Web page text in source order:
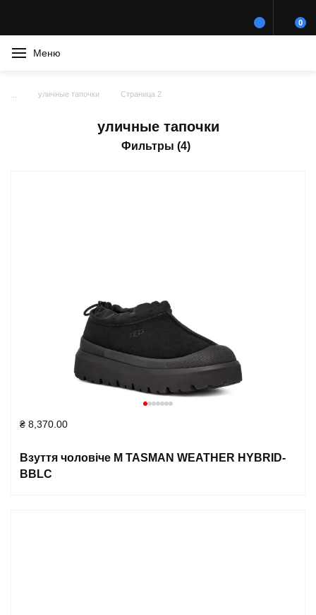
0
Меню
уличные тапочки Страница 2
уличные тапочки
Фильтры (4)
₴ 8,370.00
Взуття чоловіче M TASMAN WEATHER HYBRID-
BBLC